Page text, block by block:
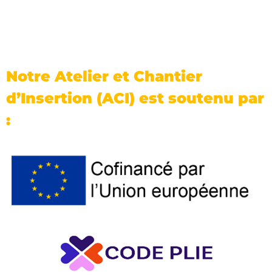
Notre Atelier et Chantier
d’Insertion (ACI) est soutenu par
: